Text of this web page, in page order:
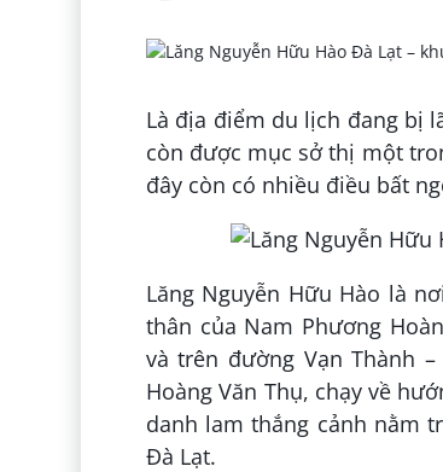
Là địa điểm du lịch đang bị
còn được mục sở thị một
đây còn có nhiều điều bất
Lăng Nguyễn Hữu Hào là
thân của Nam Phương
và trên đường Vạn Thành
Hoàng Văn Thụ, chạy về
danh lam thắng cảnh nằm
Đà Lạt.